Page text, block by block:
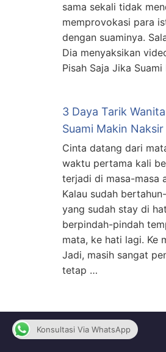
sama sekali tidak
memprovokasi para
dengan suaminya.
Dia menyaksikan
Pisah Saja Jika
3 Daya Tarik
Suami Makin Naksir
Cinta datang dari
waktu pertama kali
terjadi di masa-masa
Kalau sudah
yang sudah stay di
berpindah-pindah
mata, ke hati lagi. Ke
Jadi, masih sangat
tetap …
Konsultasi Via WhatsApp